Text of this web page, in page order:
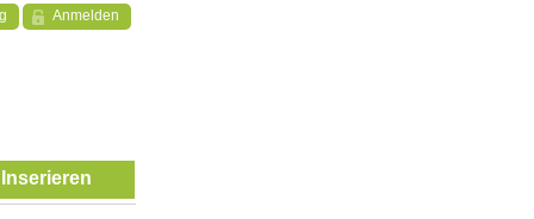
Anmelden
Inserieren